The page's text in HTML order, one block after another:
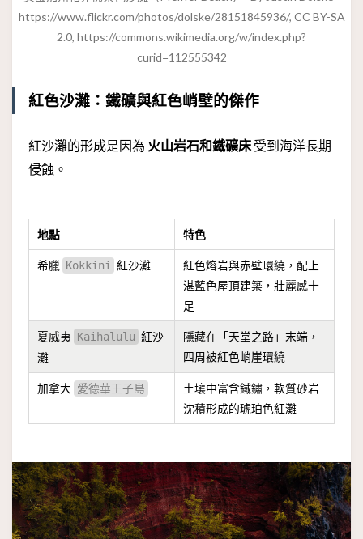
https://www.flickr.com/photos/dolske/28151845936/, CC BY-SA
2.0, https://commons.wikimedia.org/w/index.php?
curid=112555342
紅色沙灘：鐵礦與紅色峭壁的傑作
紅沙灘的形成是因為 火山岩石和鐵礦床 受到海洋長期
侵蝕。
地點 特色
希臘 Kokkini 紅沙灘
紅色熔岩與赤壁環繞，配上
湛藍色屋頂建築，壯麗感十
足
夏威夷 Kaihalulu 紅沙
灘
隱藏在「天堂之路」末端，
四周被紅色峭崖環繞
加拿大 愛德華王子島
土壤中富含鐵鏽，軟質砂岩
沈積形成的琥珀色紅灘